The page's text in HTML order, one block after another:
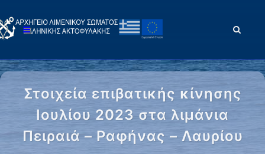
Στοιχεία επιβατικής κίνησης
Ιουλίου 2023 στα λιμάνια
Πειραιά – Ραφήνας – Λαυρίου